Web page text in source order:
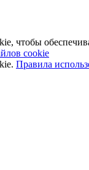
чтобы
cookie
Правила